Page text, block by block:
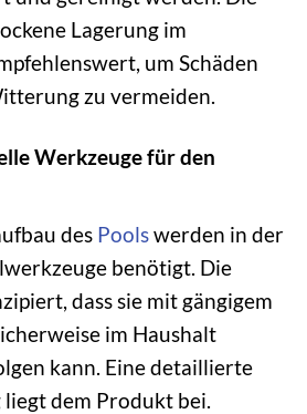
Lagerung im
um Schäden
zu vermeiden.
Werkzeuge für den
des Poolswerden in der
benötigt. Die
dass sie mit gängigem
im Haushalt
kann. Eine detaillierte
dem Produkt bei.